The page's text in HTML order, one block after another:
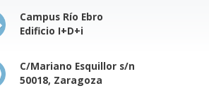
Campus Río Ebro
Edificio I+D+i
C/Mariano Esquillor s/n
50018, Zaragoza